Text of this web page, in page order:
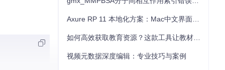
视频元数据深度编辑：专业技巧与案例